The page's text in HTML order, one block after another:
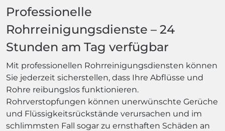
Professionelle
Rohrreinigungsdienste – 24
Stunden am Tag verfügbar
Mit professionellen Rohrreinigungsdiensten können
Sie jederzeit sicherstellen, dass Ihre Abflüsse und
Rohre reibungslos funktionieren.
Rohrverstopfungen können unerwünschte Gerüche
und Flüssigkeitsrückstände verursachen und im
schlimmsten Fall sogar zu ernsthaften Schäden an